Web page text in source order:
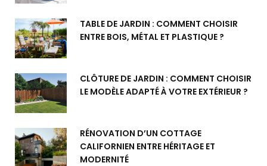
TABLE DE JARDIN : COMMENT CHOISIR
ENTRE BOIS, MÉTAL ET PLASTIQUE ?
CLÔTURE DE JARDIN : COMMENT CHOISIR
LE MODÈLE ADAPTÉ À VOTRE EXTÉRIEUR ?
RÉNOVATION D’UN COTTAGE
CALIFORNIEN ENTRE HÉRITAGE ET
MODERNITÉ